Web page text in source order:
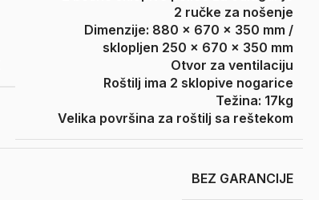
2 ručke za nošenje
Dimenzije: 880 x 670 x 350 mm /
sklopljen 250 x 670 x 350 mm
Otvor za ventilaciju
Roštilj ima 2 sklopive nogarice
Težina: 17kg
Velika površina za roštilj sa reštekom
BEZ GARANCIJE